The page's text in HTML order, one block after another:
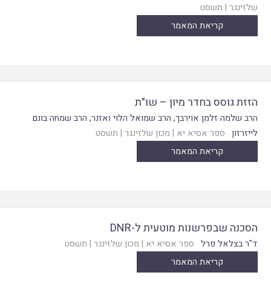
שלזינגר | תשסט
קריאת המאמר
הזזת גוסס בחדר מיון – שו״ת
הרב שלמה זלמן אוירבך, הרב שמואל הלוי ואזנר, הרב שמחה בונם
לייזרזון ספר אסיא יא | מכון שלזינגר | תשסט
קריאת המאמר
הסכנה שבפרשנות מוטעית ל-DNR
ד"ר בצלאל פרל ספר אסיא יא | מכון שלזינגר | תשסט
קריאת המאמר